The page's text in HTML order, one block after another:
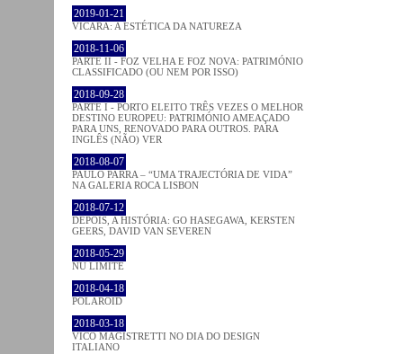
2019-01-21
VICARA: A ESTÉTICA DA NATUREZA
2018-11-06
PARTE II - FOZ VELHA E FOZ NOVA: PATRIMÓNIO
CLASSIFICADO (OU NEM POR ISSO)
2018-09-28
PARTE I - PORTO ELEITO TRÊS VEZES O MELHOR
DESTINO EUROPEU: PATRIMÓNIO AMEAÇADO
PARA UNS, RENOVADO PARA OUTROS. PARA
INGLÊS (NÃO) VER
2018-08-07
PAULO PARRA – “UMA TRAJECTÓRIA DE VIDA”
NA GALERIA ROCA LISBON
2018-07-12
DEPOIS, A HISTÓRIA: GO HASEGAWA, KERSTEN
GEERS, DAVID VAN SEVEREN
2018-05-29
NU LIMITE
2018-04-18
POLAROID
2018-03-18
VICO MAGISTRETTI NO DIA DO DESIGN
ITALIANO